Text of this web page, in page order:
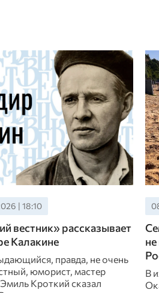
| 18:10
вестник» рассказывает
Калакине
правда, не очень
юморист, мастер
Кроткий сказал
В